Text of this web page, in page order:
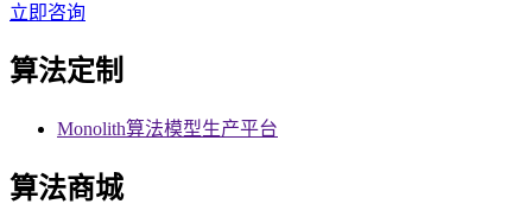
立即咨询
算法定制
Monolith算法模型生产平台
算法商城